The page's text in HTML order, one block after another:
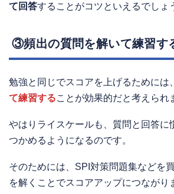
て回答することがコツといえるでしょ
③頻出の質問を解いて練習す
勉強と同じでスコアを上げるためには、
て練習することが効果的だと考えられ
やはりライスケールも、質問と回答に
つかめるようになるのです。
そのためには、SPI対策問題集などを
を解くことでスコアアップにつながり